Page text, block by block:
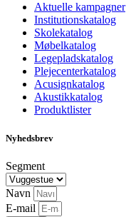
Aktuelle kampagner
Institutionskatalog
Skolekatalog
Møbelkatalog
Legepladskatalog
Plejecenterkatalog
Acusignkatalog
Akustikkatalog
Produktlister
Nyhedsbrev
Segment
Navn
E-mail